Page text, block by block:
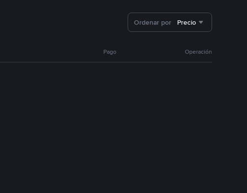
Ordenar por Precio
Pago Operación